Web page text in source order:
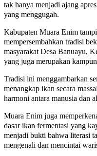
tak hanya menjadi ajang
yang menggugah.
Kabupaten Muara Enim
mempersembahkan tradisi
masyarakat Desa Banuayu,
yang juga merupakan
Tradisi ini menggambarkan
menangkap ikan secara
harmoni antara manusia dan
Muara Enim juga
dasar ikan fermentasi yang
menjadi bukti bahwa literasi
mengenali dan mencintai